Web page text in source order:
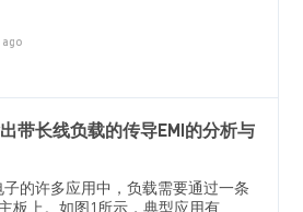
带长线负载的传导EMI的分析与
子的许多应用中，负载需要通过一条
板上。如图1所示，典型应用有